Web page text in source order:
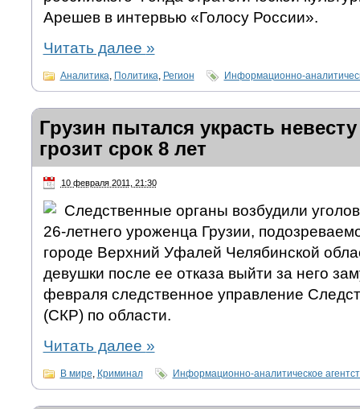
Арешев в интервью «Голосу России».
Читать далее »
Аналитика, Политика, Регион Информационно-
Грузин пытался украсть
грозит срок 8 лет
10 февраля 2011, 21:30
Следственные органы возбудили
26-летнего уроженца Грузии,
городе Верхний Уфалей Челябинской
девушки после ее отказа выйти за него
февраля следственное управление
(СКР) по области.
Читать далее »
В мире Криминал Информационно-аналитическое